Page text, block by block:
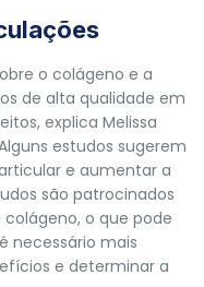
o colágeno e a
de alta qualidade em
explica Melissa
estudos sugerem
e aumentar a
são patrocinados
o que pode
necessário mais
e determinar a